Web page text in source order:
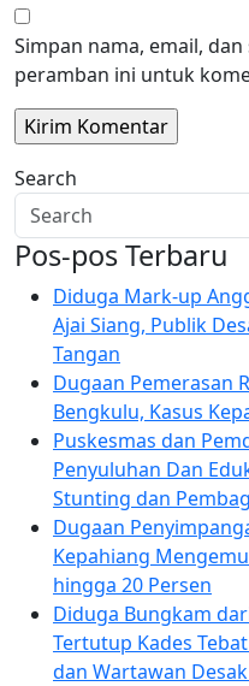
Simpan nama, email,
peramban ini untuk
Search
Pos-pos Terbaru
Diduga Mark-up
Ajai Siang, Publik
Tangan
Dugaan Pemerasan
Bengkulu, Kasus
Puskesmas dan
Penyuluhan Dan
Stunting dan
Dugaan
Kepahiang
hingga 20 Persen
Diduga Bungkam
Tertutup Kades
dan Wartawan